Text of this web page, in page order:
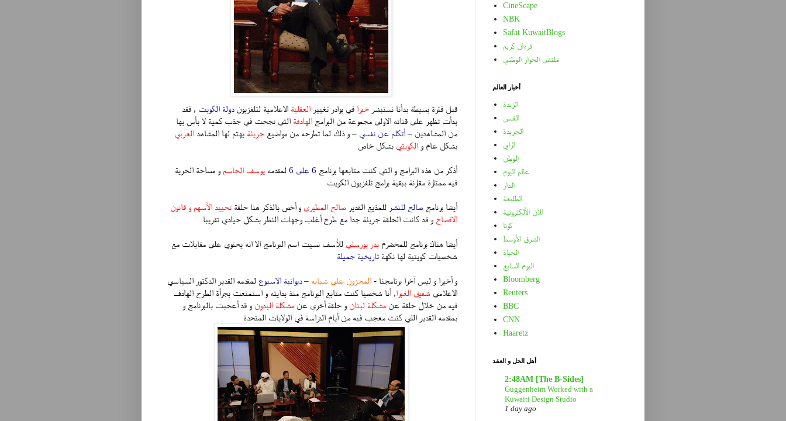
قبل فترة بسيطة بدأنا نستبشر خيرا في بوادر تغيير العقلية الاعلامية لتلفزيوندولة الكويت , فقد
بدأت تظهر على قناته الاولى مجموعة من البرامج الهادفة التي نجحت في جذب كمية لا بأس بها
من المشاهدين – أتكلم عن نفسي – و ذلك لما تطرحه من مواضيع جريئة يهتم لها المشاهد العربي
بشكل عام و الكويتي بشكل خاص
أذكر من هذه البرامج و التي كنت متابعها برنامج لمقدمه يوسف الجاسم و مساحة الحرية
فيه ممتازة مقارنة ببقية برامج تلفزيون الكويت
أيضا برنامج صالح للنشر للمذيع القدير صالح المطيري و أخص بالذكر هنا حلقة تحييد الأسهم و قانون
الافصاح و قد كانت الحلقة جريئة جدا مع طرح أغلب وجهات النظر بشكل حيادي تقريبا
أيضا هناك برنامج للمخضرم بدر بورسلي للأسف نسيت اسم البرنامج الا انه يحتوي على مقابلات مع
شخصيات كويتية لها نكهة تاريخية جميلة
و أخيرا و ليس آخرا برنامجنا - المحزون على شبابه –ديوانية الاسبوع لمقدمه القدير الدكتور السياسي
الاعلامي شفيق الغبرا, أنا شخصيا كنت متابع البرنامج منذ بدايته و استمتعت بجرأة الطرح الهادف
فيه من خلال حلقة عن مشكلة لبنان و حلقة أخرى عن مشكلة البدون و قد أعجبت بالبرنامج و
بمقدمه القدير اللي كنت معجب فيه من أيام الدراسة في الولايات المتحدة
CineScape
NBK
Safat KuwaitBlogs
قرءان كريم
ملتقى الحوار الوطني
أخبار العالم
الزبدة
القبس
الجريدة
الراي
الوطن
عالم اليوم
الدار
الطليعة
الآن الألكترونية
كونا
الشرق الأوسط
الحياة
اليوم السابع
Bloomberg
Reuters
BBC
CNN
Haaretz
أهل الحل و العقد
2:48AM [The B-Sides]
Guggenheim Worked with a
Kuwaiti Design Studio
1 day ago